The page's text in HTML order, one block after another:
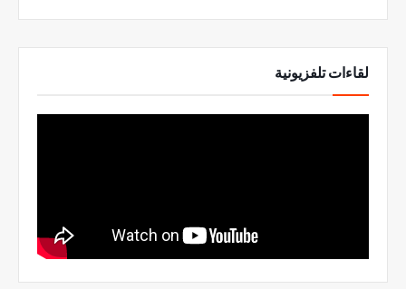
لقاءات تلفزيونية